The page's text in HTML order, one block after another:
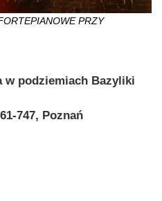
PRZY
w podziemiach Bazyliki
747, Poznań